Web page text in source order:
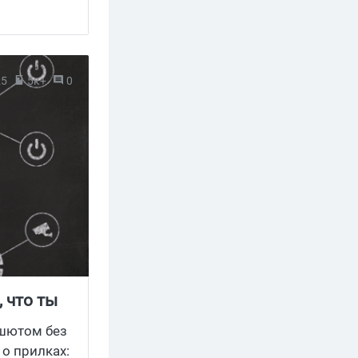
на
5к+ 0
что ты
без
прилках: